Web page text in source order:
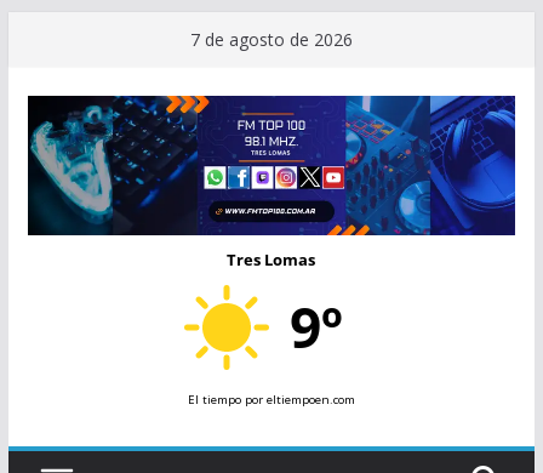
contenido
7 de agosto de 2026
Tres Lomas
9º
El tiempopor eltiempoen.com